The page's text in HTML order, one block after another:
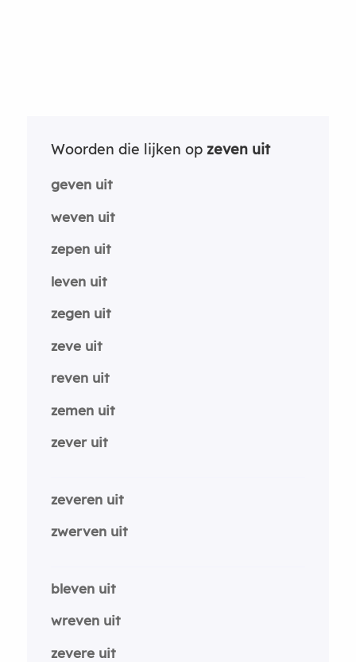
Woorden die lijken op zeven uit
geven uit
weven uit
zepen uit
leven uit
zegen uit
zeve uit
reven uit
zemen uit
zever uit
zeveren uit
zwerven uit
bleven uit
wreven uit
zevere uit